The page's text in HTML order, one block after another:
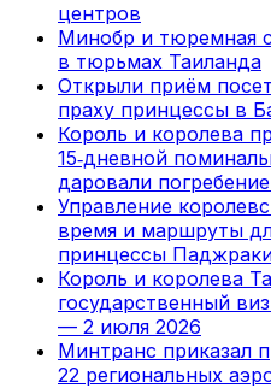
центров
Минобр и тюремная
в тюрьмах Таиланда
Открыли приём
праху принцессы в
Король и королева
15‑дневной
даровали
Управление
время и маршруты
принцессы
Король и королева
государственный
— 2 июля 2026
Минтранс приказал
22 региональных